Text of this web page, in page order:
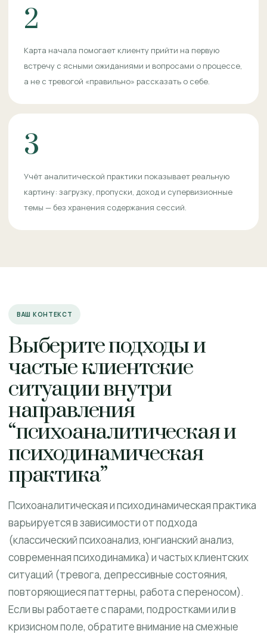
2
Карта начала помогает клиенту прийти на первую
встречу с ясными ожиданиями и вопросами о процессе,
а не с тревогой «правильно» рассказать о себе.
3
Учёт аналитической практики показывает реальную
картину: загрузку, пропуски, доход и супервизионные
темы — без хранения содержания сессий.
ВАШ КОНТЕКСТ
Выберите подходы и
частые клиентские
ситуации внутри
направления
“психоаналитическая и
психодинамическая
практика”
Психоаналитическая и психодинамическая практика
варьируется в зависимости от подхода
(классический психоанализ, юнгианский анализ,
современная психодинамика) и частых клиентских
ситуаций (тревога, депрессивные состояния,
повторяющиеся паттерны, работа с переносом).
Если вы работаете с парами, подростками или в
кризисном поле, обратите внимание на смежные